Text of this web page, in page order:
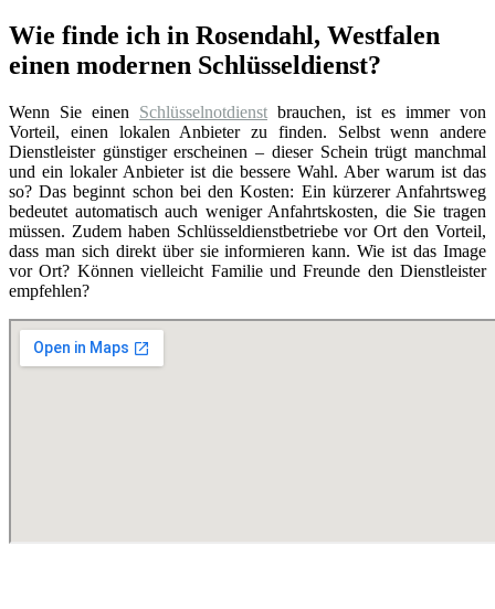
Wie finde ich in Rosendahl, Westfalen
einen modernen Schlüsseldienst?
Wenn Sie einen Schlüsselnotdienst brauchen, ist es immer von
Vorteil, einen lokalen Anbieter zu finden. Selbst wenn andere
Dienstleister günstiger erscheinen – dieser Schein trügt manchmal
und ein lokaler Anbieter ist die bessere Wahl. Aber warum ist das
so? Das beginnt schon bei den Kosten: Ein kürzerer Anfahrtsweg
bedeutet automatisch auch weniger Anfahrtskosten, die Sie tragen
müssen. Zudem haben Schlüsseldienstbetriebe vor Ort den Vorteil,
dass man sich direkt über sie informieren kann. Wie ist das Image
vor Ort? Können vielleicht Familie und Freunde den Dienstleister
empfehlen?